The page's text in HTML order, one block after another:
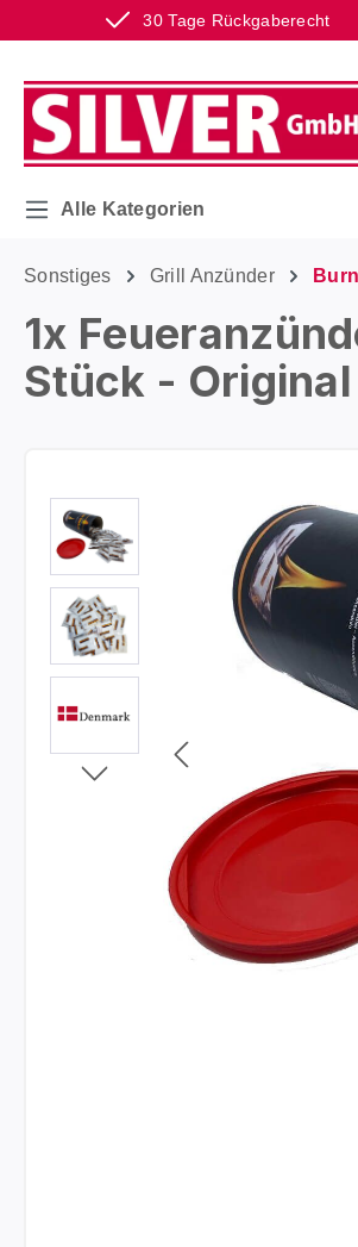
30 Tage Rückgaberecht
Hauptinhalt springen
Zur Suche springen
Zur Hauptnavigation springen
Alle Kategorien
Sonstiges Grill Anzünder
1x
Stück -
Bildergalerie überspringen